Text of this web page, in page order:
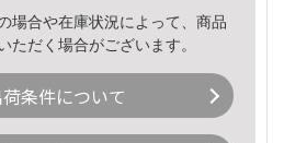
場合や在庫状況によって、商品
ただく場合がございます。
条件について